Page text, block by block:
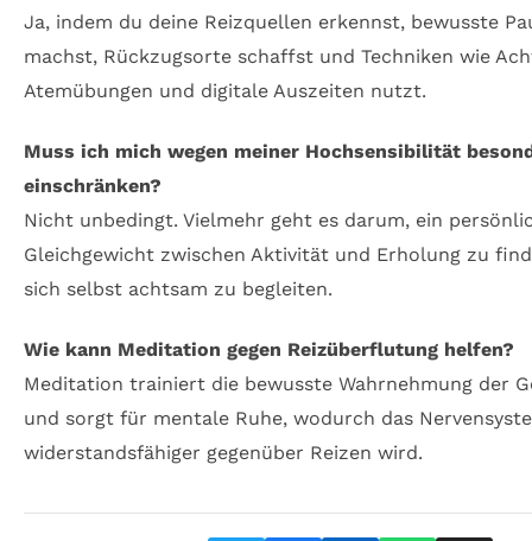
Ja, indem du deine Reizquellen erkennst, bewusste
machst, Rückzugsorte schaffst und Techniken wie
Atemübungen und digitale Auszeiten nutzt.
Muss ich mich wegen meiner Hochsensibilität
einschränken?
Nicht unbedingt. Vielmehr geht es darum, ein
Gleichgewicht zwischen Aktivität und Erholung zu
sich selbst achtsam zu begleiten.
Wie kann Meditation gegen Reizüberflutung helfen?
Meditation trainiert die bewusste Wahrnehmung der
und sorgt für mentale Ruhe, wodurch das
widerstandsfähiger gegenüber Reizen wird.